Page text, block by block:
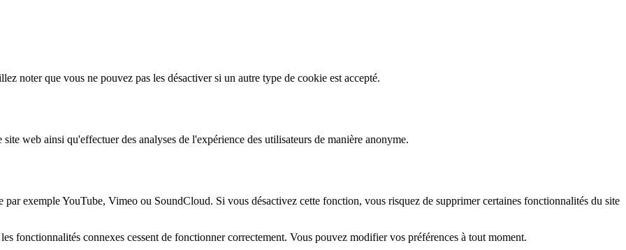
noter que vous ne pouvez pas les désactiver si un autre type de cookie est accepté.
web ainsi qu'effectuer des analyses de l'expérience des utilisateurs de manière anonyme.
exemple YouTube, Vimeo ou SoundCloud. Si vous désactivez cette fonction, vous risquez de supprimer certaines fonctionnalités du site
fonctionnalités connexes cessent de fonctionner correctement. Vous pouvez modifier vos préférences à tout moment.